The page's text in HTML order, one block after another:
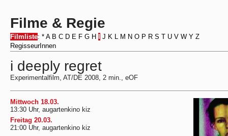
Filme & Regie
Filmliste: * A B C D E F G H J K L M N O P R S T U V W Y Z
RegisseurInnen
i deeply regret
Experimentalfilm, AT/DE 2008, 2 min., eOF
Mittwoch 18.03.
13:30 Uhr, augartenkino kiz
Freitag 20.03.
21:00 Uhr, augartenkino kiz